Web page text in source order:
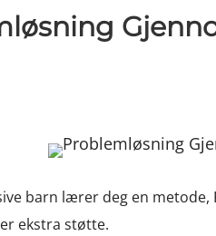
barn lærer deg en
ekstra støtte.